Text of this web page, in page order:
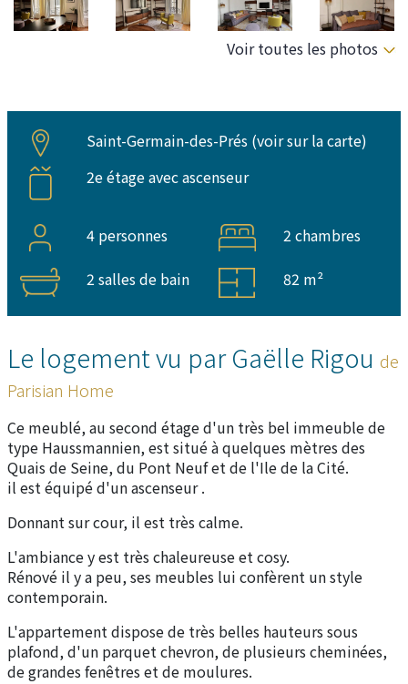
Voir toutes les photos
Saint-Germain-des-Prés (voir sur la carte)
2e étage avec ascenseur
4 personnes
2 chambres
2 salles de bain
82 m²
Le logement vu par Gaëlle Rigou de
Parisian Home
Ce meublé, au second étage d'un très bel immeuble de
type Haussmannien, est situé à quelques mètres des
Quais de Seine, du Pont Neuf et de l'Ile de la Cité.
il est équipé d'un ascenseur .
Donnant sur cour, il est très calme.
L'ambiance y est très chaleureuse et cosy.
Rénové il y a peu, ses meubles lui confèrent un style
contemporain.
L'appartement dispose de très belles hauteurs sous
plafond, d'un parquet chevron, de plusieurs cheminées,
de grandes fenêtres et de moulures.